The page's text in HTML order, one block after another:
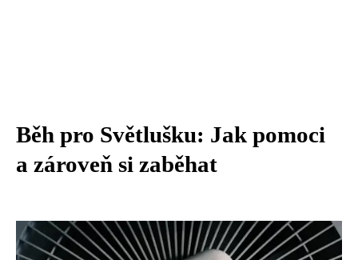
Běh pro Světlušku: Jak pomoci
a zároveň si zaběhat